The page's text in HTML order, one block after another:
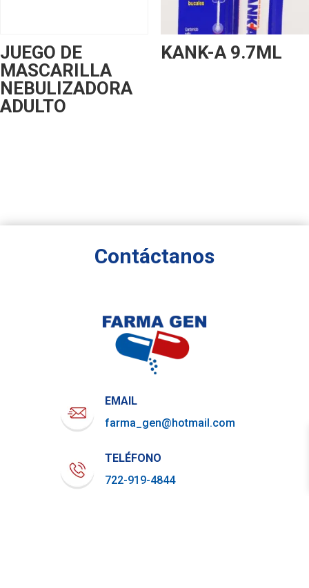
JUEGO DE
MASCARILLA
NEBULIZADORA
ADULTO
KANK-A 9.7ML
Contáctanos
EMAIL
farma_gen@hotmail.com
TELÉFONO
722-919-4844